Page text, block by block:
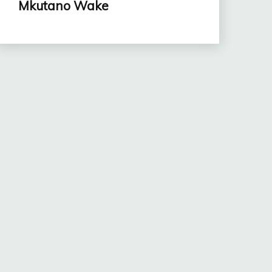
Mkutano Wake